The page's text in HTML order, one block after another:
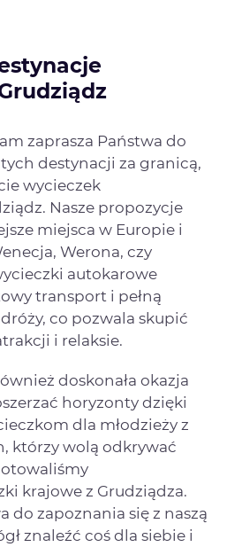
zaprasza Państwa do
destynacji za granicą,
wycieczek
Nasze propozycje
miejsca w Europie i
Werona, czy
autokarowe
transport i pełną
co pozwala skupić
i relaksie.
doskonała okazja
horyzonty dzięki
dla młodzieży z
którzy wolą odkrywać
krajowe z Grudziądza.
do zapoznania się z naszą
znaleźć coś dla siebie i